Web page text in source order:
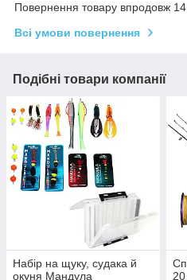
Повернення товару впродовж 14
Всі умови повернення
Подібні товари компанії
Набір на щуку, судака й
окуня Мандула